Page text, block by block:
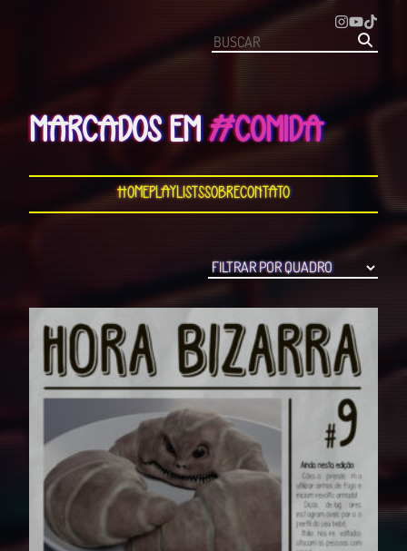
MARCADOS EM#COMIDA
HomePlaylistsSobreContato